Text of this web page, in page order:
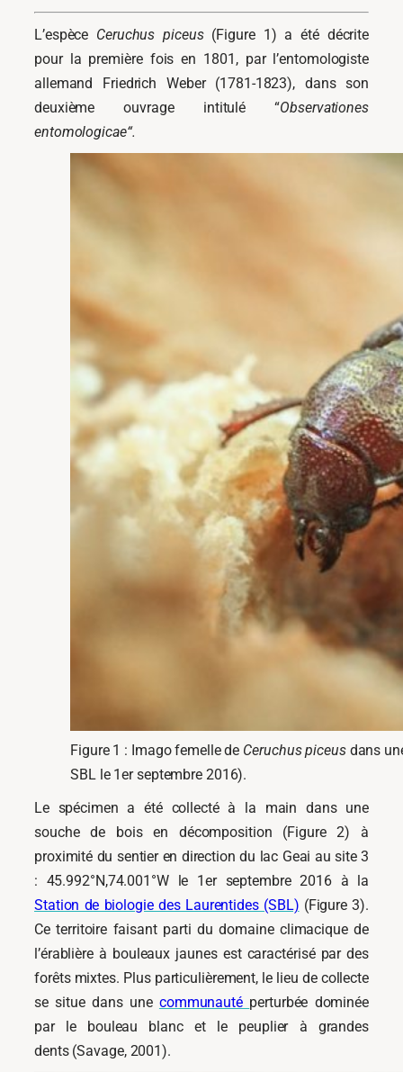
L’espèce Ceruchus piceus(Figure 1) a été décrite
pour la première fois en 1801, par l’entomologiste
allemand Friedrich Weber (1781-1823), dans son
deuxième ouvrage intitulé “Observationes
entomologicae“.
Figure 1 : Imago femelle de Ceruchus piceusdans
SBL le 1er septembre 2016).
Le spécimen a été collecté à la main dans une
souche de bois en décomposition (Figure 2) à
proximité du sentier en direction du lac Geai au site 3
: 45.992°N,74.001°W le 1erseptembre 2016 à la
Station de biologie des Laurentides (SBL) (Figure 3).
Ce territoire faisant parti du domaine climacique de
l’érablière à bouleaux jaunes est caractérisé par des
forêts mixtes. Plus particulièrement, le lieu de collecte
se situe dans une communauté perturbée dominée
par le bouleau blanc et le peuplier à grandes
dents (Savage, 2001).